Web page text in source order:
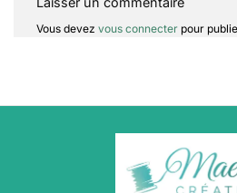
Vous devez vous connecter pour